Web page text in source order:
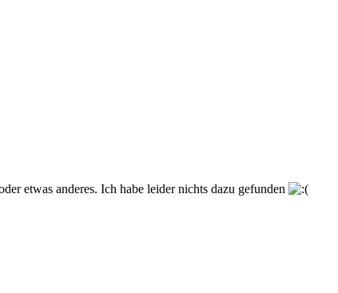
etwas anderes. Ich habe leider nichts dazu gefunden